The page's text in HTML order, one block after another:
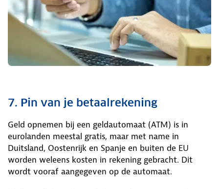
7. Pin van je betaalrekening
Geld opnemen bij een geldautomaat (ATM) is in
eurolanden meestal gratis, maar met name in
Duitsland, Oostenrijk en Spanje en buiten de EU
worden weleens kosten in rekening gebracht. Dit
wordt vooraf aangegeven op de automaat.